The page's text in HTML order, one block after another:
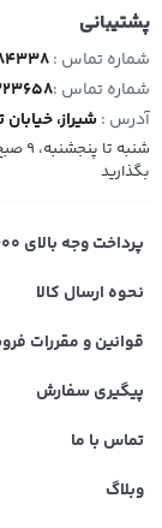
پشتیبانی
شماره تماس :
شماره تماس :
آدرس :شیراز، خیابان
بگذارید
پرداخت وجه بالای 400 میلیون
نحوه ارسال کالا
قوانین و مقررات
پیگیری سفارش
تماس با ما
وبلاگ